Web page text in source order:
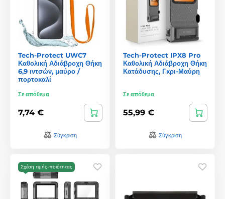
Tech-Protect UWC7
Καθολική Αδιάβροχη Θήκη
6,9 ιντσών, μαύρο /
πορτοκαλί
Σε απόθεμα
7,74 €
Σύγκριση
Tech-Protect IPX8 Pro
Καθολική Αδιάβροχη Θήκη
Κατάδυσης, Γκρι-Μαύρη
Σε απόθεμα
55,99 €
Σύγκριση
Σχέση τιμής-ποιότητας